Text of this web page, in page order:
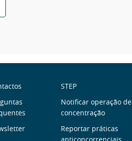
Links
úteis
STEP
Notificar operação de
concentração
Reportar práticas